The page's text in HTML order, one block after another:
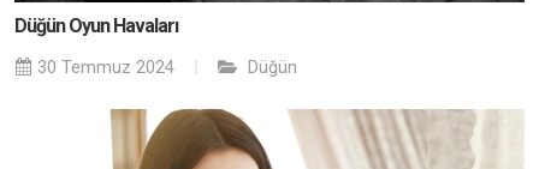
Düğün Oyun Havaları
30 Temmuz 2024 Düğün